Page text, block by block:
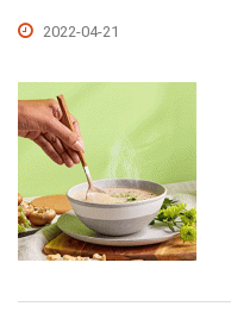
2022-04-21